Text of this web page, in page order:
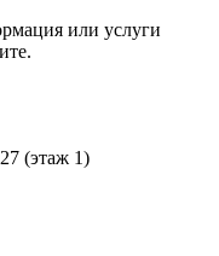
или услуги
(этаж 1)